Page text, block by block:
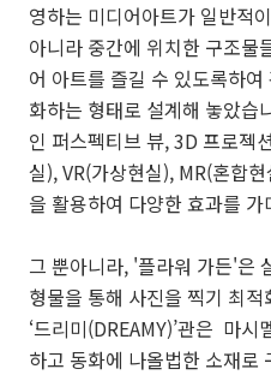
영하는 미디어아트가 일반적
아니라 중간에 위치한 구조물
어 아트를 즐길 수 있도록하
화하는 형태로 설계해 놓았습
인 퍼스펙티브 뷰, 3D 프로젝
실), VR(가상현실), MR(혼합
을 활용하여 다양한 효과를
그 뿐아니라, '플라워 가든'은
형물을 통해 사진을 찍기 최
‘드리미(DREAMY)’관은 마
하고 동화에 나올법한 소재로